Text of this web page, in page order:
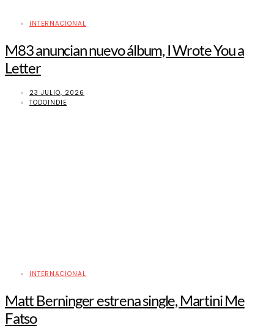
INTERNACIONAL
M83 anuncian nuevo álbum, I Wrote You a
Letter
23 JULIO, 2026
TODOINDIE
INTERNACIONAL
Matt Berninger estrena single, Martini Me
Fatso